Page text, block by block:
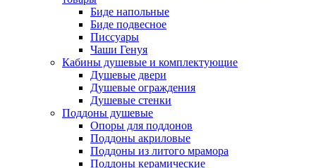
Биде напольные
Биде подвесное
Писсуары
Чаши Генуя
Кабины душевые и комплектующие
Душевые двери
Душевые ограждения
Душевые стенки
Поддоны душевые
Опоры для поддонов
Поддоны акриловые
Поддоны из литого мрамора
Поддоны керамические